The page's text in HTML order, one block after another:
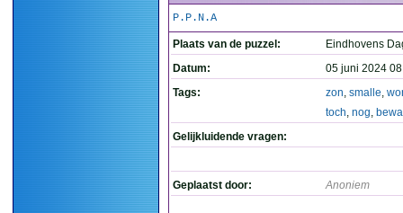
P.P.N.A
Plaats van de puzzel:
Eindhovens
Datum:
05 juni 2024
Tags:
zon, smalle,
toch, nog,
Gelijkluidende vragen:
Geplaatst door: Anoniem